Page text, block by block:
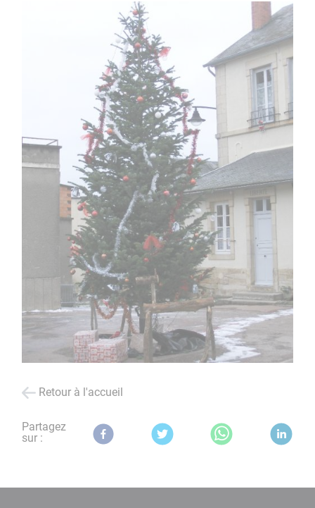
Retour à l'accueil
Partagez
sur :